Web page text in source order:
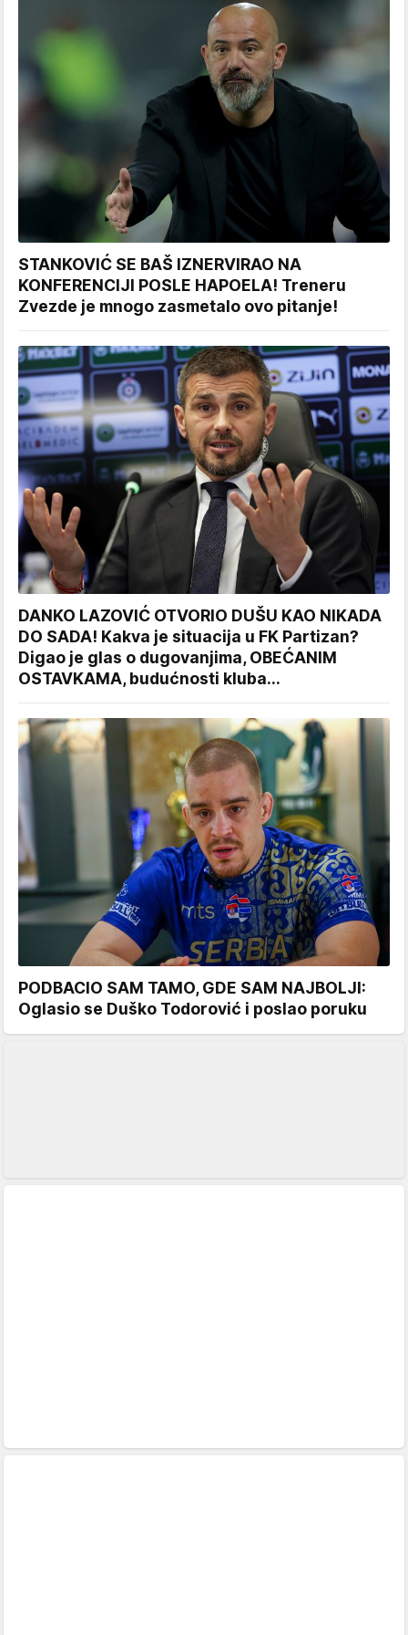
STANKOVIĆ SE BAŠ IZNERVIRAO NA
KONFERENCIJI POSLE HAPOELA! Treneru
Zvezde je mnogo zasmetalo ovo pitanje!
DANKO LAZOVIĆ OTVORIO DUŠU KAO NIKADA
DO SADA! Kakva je situacija u FK Partizan?
Digao je glas o dugovanjima, OBEĆANIM
OSTAVKAMA, budućnosti kluba...
PODBACIO SAM TAMO, GDE SAM NAJBOLJI:
Oglasio se Duško Todorović i poslao poruku